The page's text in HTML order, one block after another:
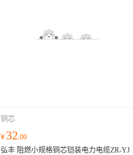
铜芯
¥ 32.00
弘丰 阻燃小规格铜芯铠装电力电缆ZR-YJ